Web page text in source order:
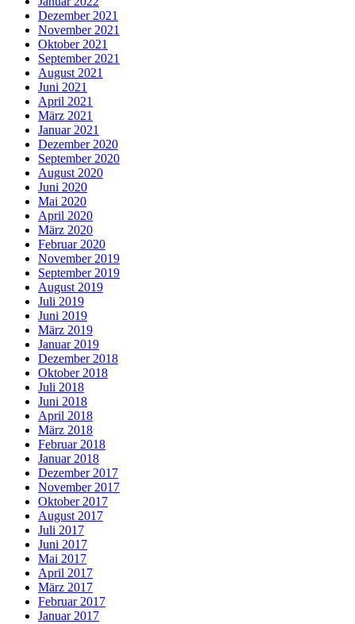
Dezember 2021
November 2021
Oktober 2021
September 2021
August 2021
Juni 2021
April 2021
März 2021
Januar 2021
Dezember 2020
September 2020
August 2020
Juni 2020
Mai 2020
April 2020
März 2020
Februar 2020
November 2019
September 2019
August 2019
Juli 2019
Juni 2019
März 2019
Januar 2019
Dezember 2018
Oktober 2018
Juli 2018
Juni 2018
April 2018
März 2018
Februar 2018
Januar 2018
Dezember 2017
November 2017
Oktober 2017
August 2017
Juli 2017
Juni 2017
Mai 2017
April 2017
März 2017
Februar 2017
Januar 2017